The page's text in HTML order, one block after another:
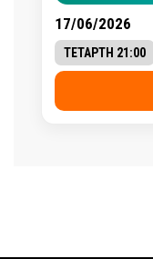
17/06/2026
ΤΕΤΑΡΤΗ 21:00